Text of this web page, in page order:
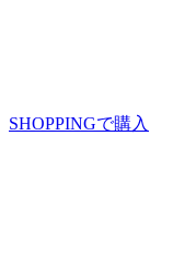
SHOPPINGで購入